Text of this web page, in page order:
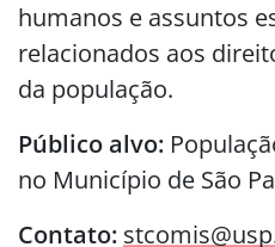
humanos e assuntos
relacionados aos
da população.
Público alvo:
no Município de São
Contato: